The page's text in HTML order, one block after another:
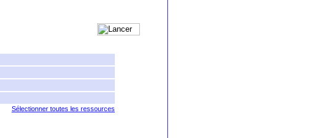
Sélectionner toutes les ressources